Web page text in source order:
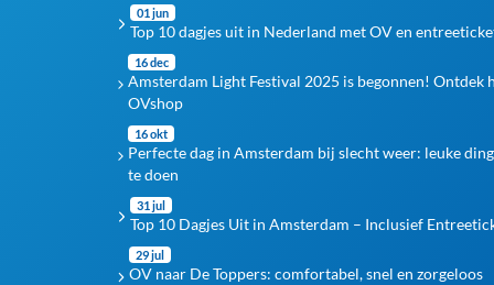
01 jun
Top 10 dagjes uit in Nederland met OV en
16 dec
Amsterdam Light Festival 2025 is begonnen! Ontdek
OVshop
16 okt
Perfecte dag in Amsterdam bij slecht weer: leuke
te doen
31 jul
Top 10 Dagjes Uit in Amsterdam – Inclusief
29 jul
OV naar De Toppers: comfortabel, snel en zorgeloos